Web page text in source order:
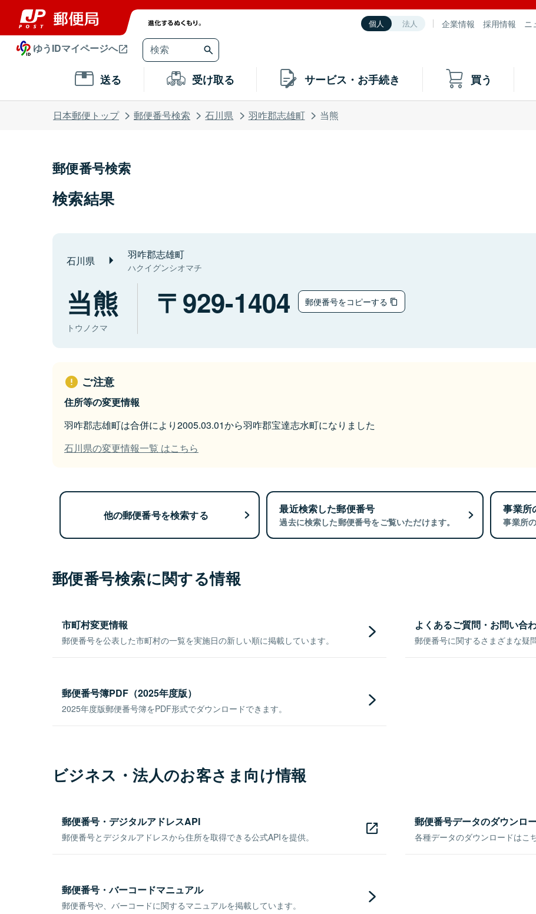
個人 法人 企業情報 採用情報 ニ
ゆうIDマイページへ
送る 受け取る サービス・お手続き 買う
日本郵便トップ 郵便番号検索 石川県 羽咋郡志雄町 当熊
郵便番号検索
検索結果
石川県 羽咋郡志雄町
ハクイグンシオマチ
当熊
トウノクマ
929-1404 郵便番号をコピーする
ご注意
住所等の変更情報
羽咋郡志雄町は合併により2005.03.01から羽咋郡宝達志水町になりました
石川県の変更情報一覧 はこちら
他の郵便番号を検索する 最近検索した郵便番号
過去に検索した郵便番号をご覧いただけます。
事業所
事業所
郵便番号検索に関する情報
市町村変更情報
郵便番号を公表した市町村の一覧を実施日の新しい順に掲載しています。
よくあるご質問・お問い合
郵便番号に関するさまざまな疑
郵便番号簿PDF（2025年度版）
2025年度版郵便番号簿をPDF形式でダウンロードできます。
ビジネス・法人のお客さま向け情報
郵便番号・デジタルアドレスAPI
郵便番号とデジタルアドレスから住所を取得できる公式APIを提供。
郵便番号データのダウンロ
各種データのダウンロードはこ
郵便番号・バーコードマニュアル
郵便番号や、バーコードに関するマニュアルを掲載しています。